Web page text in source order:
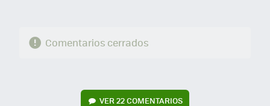
Comentarios cerrados
VER 22 COMENTARIOS